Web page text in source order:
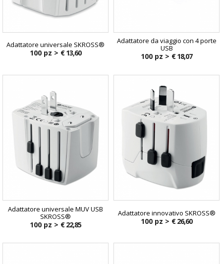
Adattatore universale SKROSS®
100 pz > € 13,60
Adattatore da viaggio con 4 porte
USB
100 pz > € 18,07
Adattatore universale MUV USB
SKROSS®
100 pz > € 22,85
Adattatore innovativo SKROSS®
100 pz > € 26,60